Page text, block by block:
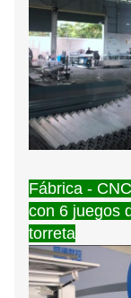
Fábrica - CNC
con 6 juegos
torreta